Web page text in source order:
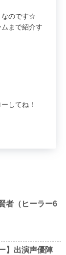
なのです☆
まで紹介す
してね！
者（ヒーラー6
】出演声優陣